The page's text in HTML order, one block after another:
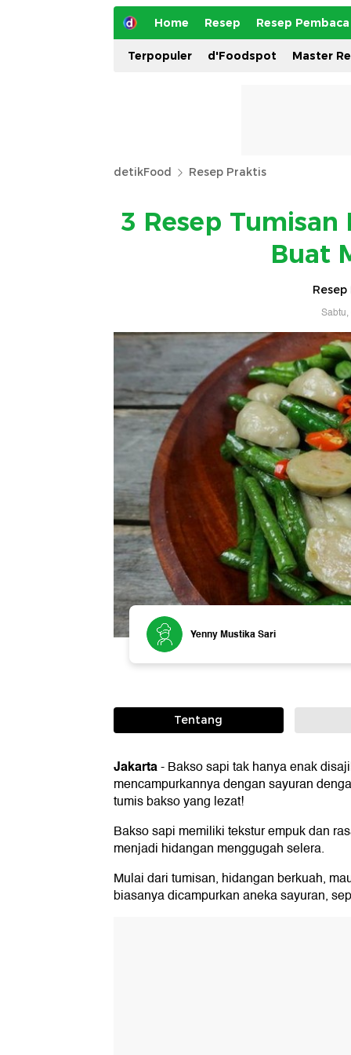
Home Resep Resep Pembaca
Terpopuler d'Foodspot Master
detikFood Resep Praktis
3 Resep Tumisan
Buat
Yenny Mustika Sari
Tentang
Jakarta-Bakso sapi tak hanya enak
mencampurkannya dengan sayuran
tumis bakso yang lezat!
Bakso sapi memiliki tekstur empuk dan
menjadi hidangan menggugah selera.
Mulai dari tumisan, hidangan berkuah,
biasanya dicampurkan aneka sayuran,